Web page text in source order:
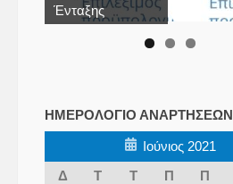
Ένταξης
ΗΜΕΡΟΛΌΓΙΟ ΑΝΑΡΤΉΣΕΩΝ
Ιούνιος 2021
Δ
Τ Τ Π Π